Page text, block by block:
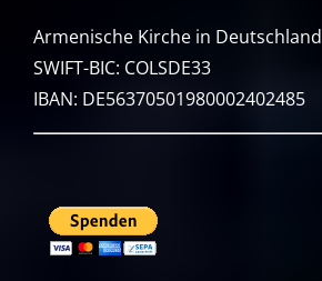
Armenische Kirche in Deutschland
SWIFT-BIC: COLSDE33
IBAN: DE56370501980002402485